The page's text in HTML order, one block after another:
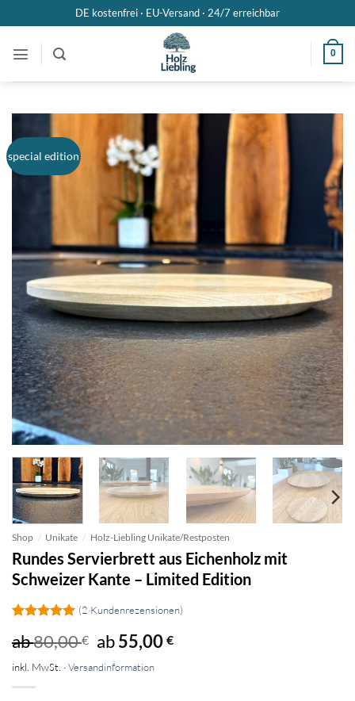
Inhalt
DE kostenfrei · EU-Versand · 24/7 erreichbar
0
special edition
Shop / Unikate / Holz-Liebling Unikate/Restposten
Rundes Servierbrett aus Eichenholz mit
Schweizer Kante – Limited Edition
mit5von
5, basierend
auf
(2 Kundenrezensionen)
ab80,00€ ab55,00€
inkl. MwSt. ·Versandinformation